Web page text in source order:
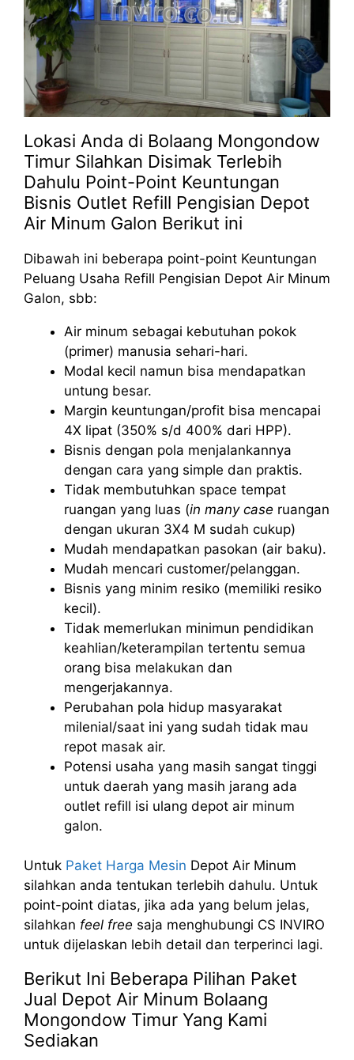
Lokasi Anda di Bolaang Mongondow
Timur Silahkan Disimak Terlebih
Dahulu Point-Point Keuntungan
Bisnis Outlet Refill Pengisian Depot
Air Minum Galon Berikut ini
Dibawah ini beberapa point-point Keuntungan
Peluang Usaha Refill Pengisian Depot Air Minum
Galon, sbb:
Air minum sebagai kebutuhan pokok
(primer) manusia sehari-hari.
Modal kecil namun bisa mendapatkan
untung besar.
Margin keuntungan/profit bisa mencapai
4X lipat (350% s/d 400% dari HPP).
Bisnis dengan pola menjalankannya
dengan cara yang simple dan praktis.
Tidak membutuhkan space tempat
ruangan yang luas (in many case ruangan
dengan ukuran 3X4 M sudah cukup)
Mudah mendapatkan pasokan (air baku).
Mudah mencari customer/pelanggan.
Bisnis yang minim resiko (memiliki resiko
kecil).
Tidak memerlukan minimun pendidikan
keahlian/keterampilan tertentu semua
orang bisa melakukan dan
mengerjakannya.
Perubahan pola hidup masyarakat
milenial/saat ini yang sudah tidak mau
repot masak air.
Potensi usaha yang masih sangat tinggi
untuk daerah yang masih jarang ada
outlet refill isi ulang depot air minum
galon.
Untuk Paket Harga Mesin Depot Air Minum
silahkan anda tentukan terlebih dahulu. Untuk
point-point diatas, jika ada yang belum jelas,
silahkan feel free saja menghubungi CS INVIRO
untuk dijelaskan lebih detail dan terperinci lagi.
Berikut Ini Beberapa Pilihan Paket
Jual Depot Air Minum Bolaang
Mongondow Timur Yang Kami
Sediakan